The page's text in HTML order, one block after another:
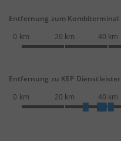
Entfernung zum Kombiterminal
0 km
20 km 40 km
Entfernung zu KEP Dienstleister
0 km
20 km 40 km